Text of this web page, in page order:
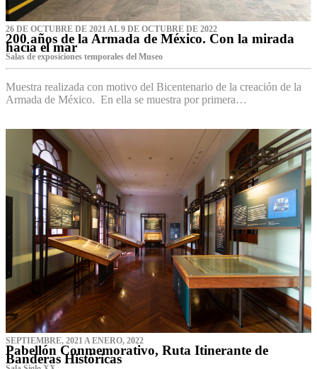
26 DE OCTUBRE DE 2021 AL 9 DE OCTUBRE DE 2022
200 años de la Armada de México. Con la mirada
hacia el mar
Salas de exposiciones temporales del Museo‌
Muestra realizada con motivo del Bicentenario de la creación de la
Armada de México. En ella se muestra por primera…
SEPTIEMBRE, 2021 A ENERO, 2022
Pabellón Conmemorativo, Ruta Itinerante de
Banderas Históricas